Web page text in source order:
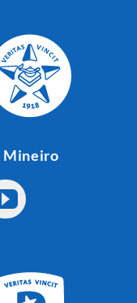
Mineiro